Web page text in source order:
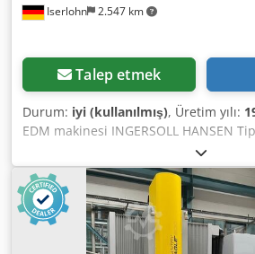
Iserlohn 2.547 km
Talep etmek
Durum: iyi (kullanılmış), Üretim yılı:
EDM makinesi INGERSOLL HANSEN
1998 Kontrol MITSIBISHI 64 Bit CNC
Amp Hareket mesafesi : X 700 mm
Dedot Dbakopfx Anpskr çalışma kabı
X 550 mm Masa yükü maks: 3000 Kg
Dokümantasyon mevcut Veri
Aksesuarlar Takım tutucu Hirschmann.